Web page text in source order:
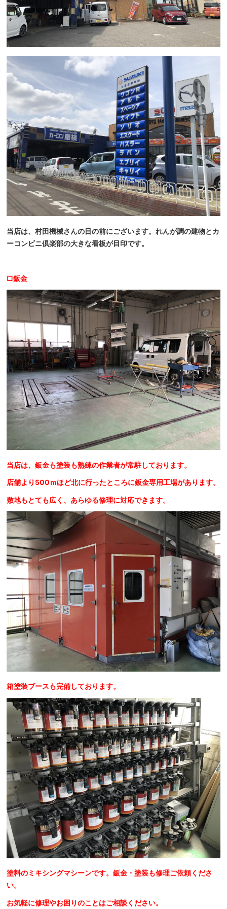
当店は、村田機械さんの目の前にございます。れんが調の建物とカ
ーコンビニ倶楽部の大きな看板が目印です。
□鈑金
当店は、鈑金も塗装も熟練の作業者が常駐しております。
店舗より500ｍほど北に行ったところに鈑金専用工場があります。
敷地もとても広く、あらゆる修理に対応できます。
箱塗装ブースも完備しております。
塗料のミキシングマシーンです。鈑金・塗装も修理ご依頼くださ
い。
お気軽に修理やお困りのことはご相談ください。